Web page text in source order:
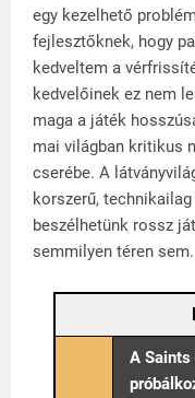
egy kezelhető
fejlesztőknek, hogy
kedveltem a
kedvelőinek ez nem
maga a játék
mai világban kritikus
cserébe. A
korszerű,
beszélhetünk rossz
semmilyen téren sem.
A Saints